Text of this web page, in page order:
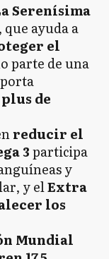
Serenísima
, que ayuda a
el
parte de una
de
reducir el
3participa
y
y elExtra
los
Mundial